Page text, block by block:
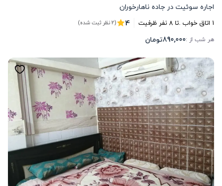
اجاره سوئیت در جاده ناهارخوران
1 اتاق خواب .تا8نفر ظرفیت 4 (2 نظر ثبت شده)
هر شب از :890,000تومان